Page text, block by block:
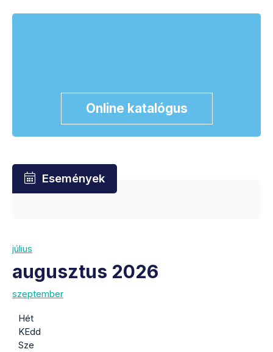
Online katalógus
Események
július
augusztus 2026
szeptember
Hét
KEdd
Sze